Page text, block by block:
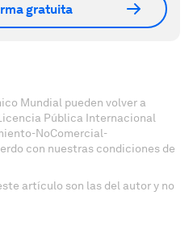
gratuita
Mundial pueden volver a
Pública Internacional
NoComercial-
con nuestras condiciones de
artículo son las del autor y no